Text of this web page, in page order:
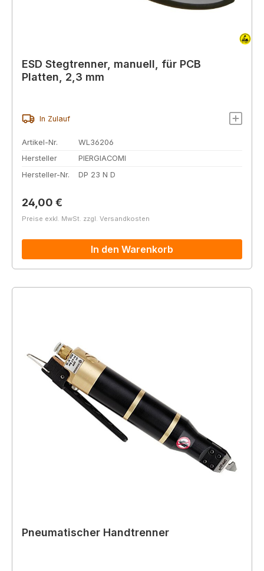
ESD Stegtrenner, manuell, für PCB
Platten, 2,3 mm
In Zulauf
Artikel-Nr.
WL36206
Hersteller
PIERGIACOMI
Hersteller-Nr.
DP 23 N D
Regulärer Preis:
24,00 €
Preise exkl. MwSt. zzgl. Versandkosten
In den Warenkorb
Pneumatischer Handtrenner